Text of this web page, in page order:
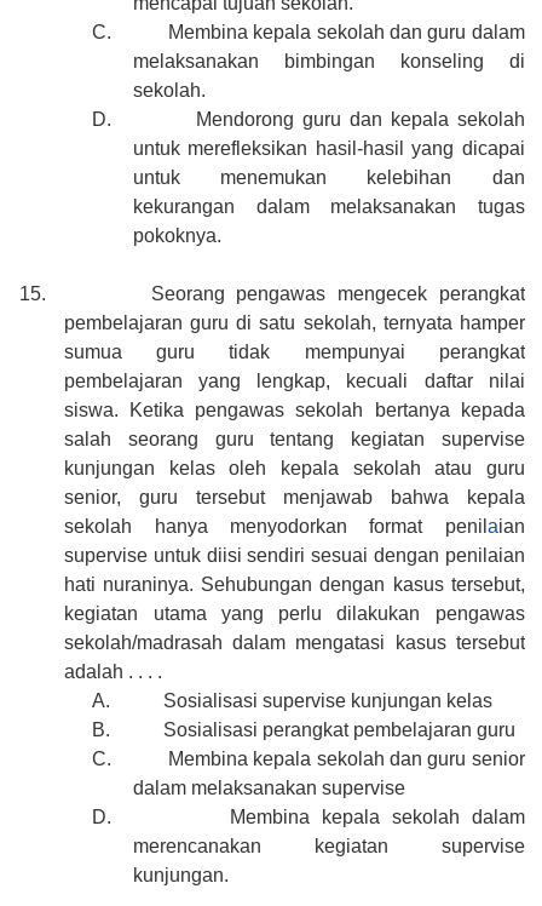
C.
Membina kepala sekolah dan guru dalam
melaksanakan bimbingan konseling di
sekolah.
D.
Mendorong guru dan kepala sekolah
untuk merefleksikan hasil-hasil yang dicapai
untuk menemukan kelebihan dan
kekurangan dalam melaksanakan tugas
pokoknya.
15.
Seorang pengawas mengecek perangkat
pembelajaran guru di satu sekolah, ternyata hamper
sumua guru tidak mempunyai perangkat
pembelajaran yang lengkap, kecuali daftar nilai
siswa. Ketika pengawas sekolah bertanya kepada
salah seorang guru tentang kegiatan supervise
kunjungan kelas oleh kepala sekolah atau guru
senior, guru tersebut menjawab bahwa kepala
sekolah hanya menyodorkan format penil aian
supervise untuk diisi sendiri sesuai dengan penilaian
hati nuraninya. Sehubungan dengan kasus tersebut,
kegiatan utama yang perlu dilakukan pengawas
sekolah/madrasah dalam mengatasi kasus tersebut
adalah . . . .
A.
Sosialisasi supervise kunjungan kelas
B.
Sosialisasi perangkat pembelajaran guru
C.
Membina kepala sekolah dan guru senior
dalam melaksanakan supervise
D.
Membina kepala sekolah dalam
merencanakan kegiatan supervise
kunjungan.